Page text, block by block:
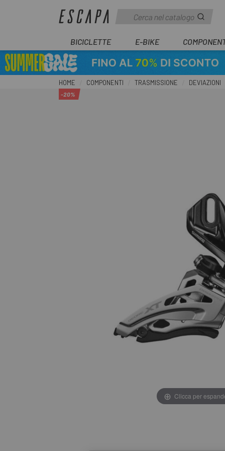
BICICLETTE E-BIKE
HOME COMPONENTI TRASMISSIONE DEVIAZIONI
-20%
Clicca per